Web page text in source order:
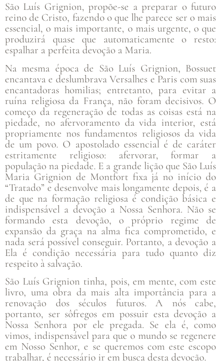
São Luís Grignion, propõe-se a preparar o futuro
reino de Cristo, fazendo o que lhe parece ser o mais
essencial, o mais importante, o mais urgente, o que
produzirá quase que automaticamente o resto:
espalhar a perfeita devoção a Maria.
Na mesma época de São Luís Grignion, Bossuet
encantava e deslumbrava Versalhes e Paris com suas
encantadoras homilias; entretanto, para evitar a
ruína religiosa da França, não foram decisivos. O
começo da regeneração de todas as coisas está na
piedade, no afervoramento da vida interior, está
propriamente nos fundamentos religiosos da vida
de um povo. O apostolado essencial é de caráter
estritamente religioso: afervorar, formar a
população na piedade. E a grande lição que São Luís
Maria Grignion de Montfort fixa já no início do
“Tratado” e desenvolve mais longamente depois, é a
de que na formação religiosa é condição básica e
indispensável a devoção a Nossa Senhora. Não se
formando esta devoção, o próprio regime de
expansão da graça na alma fica comprometido, e
nada será possível conseguir. Portanto, a devoção a
Ela é condição necessária para tudo quanto diz
respeito à salvação.
São Luís Grignion tinha, pois, em mente, com este
livro, uma obra da mais alta importância para a
renovação dos séculos futuros. A nós cabe,
portanto, ser sôfregos em possuir esta devoção a
Nossa Senhora por ele pregada. Se ela é, como
vimos, indispensável para que o mundo se regenere
em Nosso Senhor, e se queremos com este escopo
trabalhar, é necessário ir em busca desta devoção.